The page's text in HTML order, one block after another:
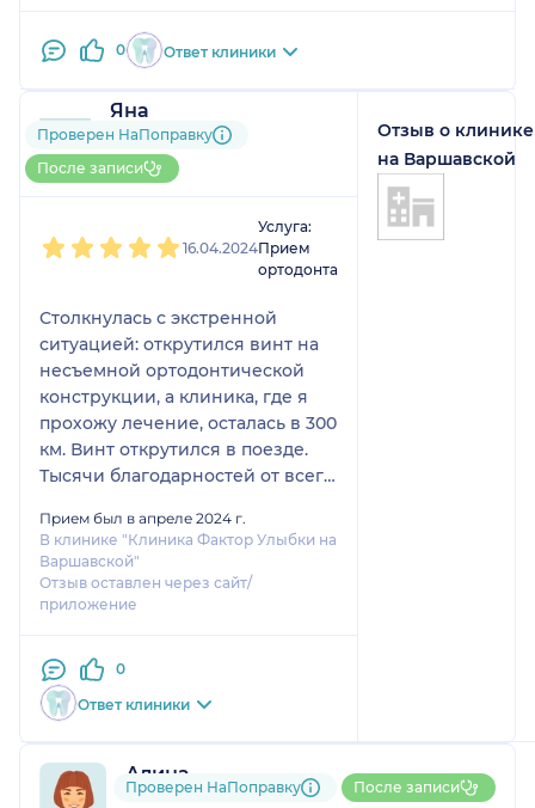
0 Ответ клиники
Яна
13 отзывов
Больше 30 записей через
НаПоправку
Проверен НаПоправку
После записи
16.04.2024
Услуга:
Прием
ортодонта
Столкнулась с экстренной
ситуацией: открутился винт на
несъемной ортодонтической
конструкции, а клиника, где я
прохожу лечение, осталась в 300
км. Винт открутился в поезде.
Тысячи благодарностей от всего
попала к нему на прием сразу
после поезда, за 10 минут он
подкрутил все винты и
успокоил.
вернусь еще и всем
рекомендую 🤩
Прием был в апреле 2024 г.
В клинике "Клиника Фактор Улыбки на
Варшавской"
Отзыв оставлен через сайт/
приложение
0
Ответ клиники
Отзыв о
на Варшавской
Алина
5 отзывов и2 оценки
Проверен НаПоправку После записи